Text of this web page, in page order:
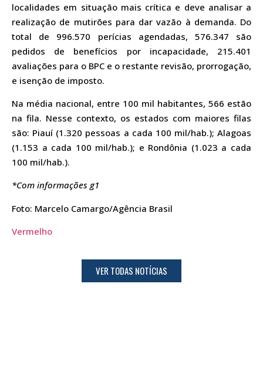
localidades em situação mais crítica e deve analisar a
realização de mutirões para dar vazão à demanda. Do
total de 996.570 perícias agendadas, 576.347 são
pedidos de benefícios por incapacidade, 215.401
avaliações para o BPC e o restante revisão, prorrogação,
e isenção de imposto.
Na média nacional, entre 100 mil habitantes, 566 estão
na fila. Nesse contexto, os estados com maiores filas
são: Piauí (1.320 pessoas a cada 100 mil/hab.); Alagoas
(1.153 a cada 100 mil/hab.); e Rondônia (1.023 a cada
100 mil/hab.).
*Com informações g1
Foto: Marcelo Camargo/Agência Brasil
Vermelho
VER TODAS NOTÍCIAS